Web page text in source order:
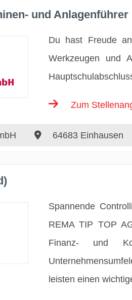
und Anlagenführer
Du hast Freude
Werkzeugen und
Zum
64683 Einhausen
Spannende
REMA TIP TOP
Finanz- und
leisten einen